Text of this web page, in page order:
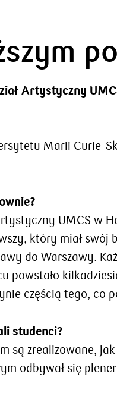
Artystyczny
Marii Curie-
UMCS w
który miał
do Warszawy.
powstało
częścią tego, co
studenci?
są zrealizowane,
odbywał się